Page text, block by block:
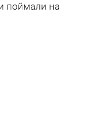
поймали на